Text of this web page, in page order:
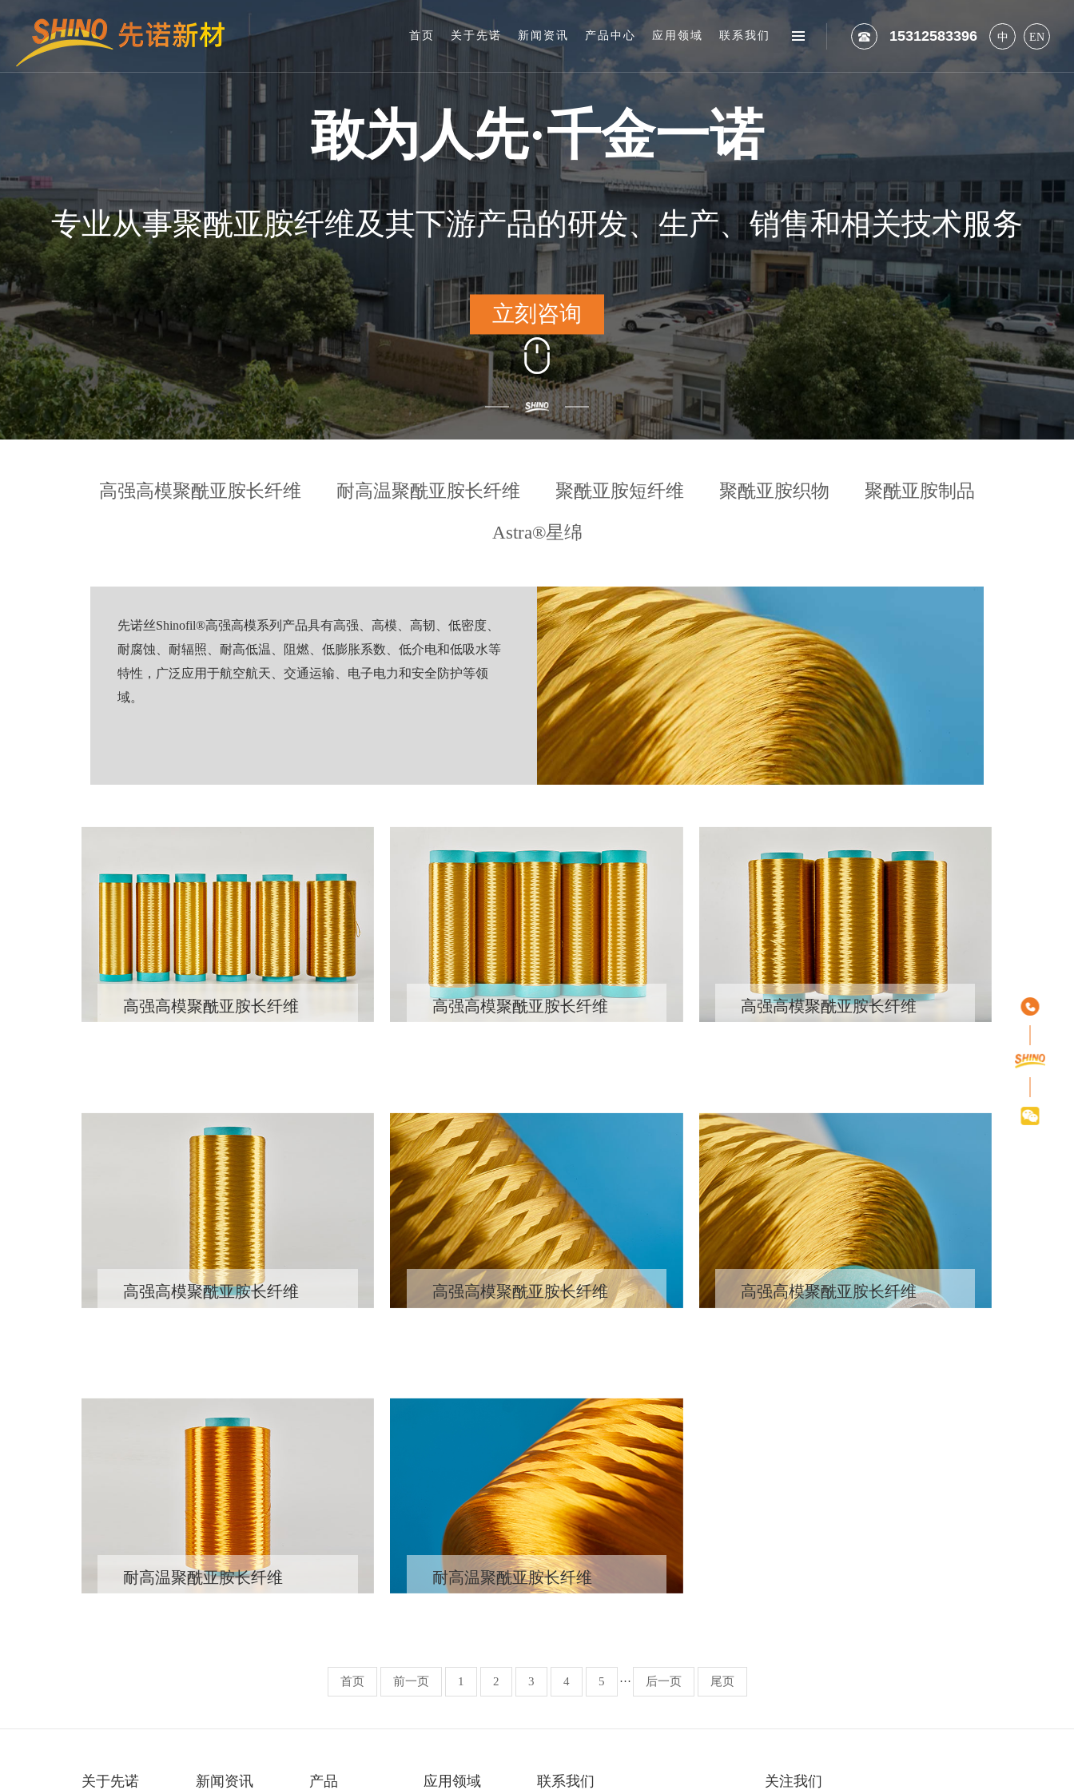
15312583396 中 EN
首页 关于先诺 新闻资讯 产品中心 应用领域 联系我们
敢为人先·千金一诺
专业从事聚酰亚胺纤维及其下游产品的研发、生产、销售和相关技术服务
立刻 咨询
高强高模聚酰亚胺长纤维 耐高温聚酰亚胺长纤维 聚酰亚胺短纤维 聚酰亚胺织物 聚酰亚胺制品
Astra®星绵
先诺丝Shinofil®高强高模系列产品具有高强、高模、高韧、低密度、
耐腐蚀、耐辐照、耐高低温、阻燃、低膨胀系数、低介电和低吸水等
特性，广泛应用于航空航天、交通运输、电子电力和安全防护等领
域。
高强高模聚酰亚胺长纤维 高强高模聚酰亚胺长纤维 高强高模聚酰亚胺长纤维
高强高模聚酰亚胺长纤维 高强高模聚酰亚胺长纤维 高强高模聚酰亚胺长纤维
耐高温聚酰亚胺长纤维 耐高温聚酰亚胺长纤维
首页 前一页 1 2 3 4 5 ··· 后一页 尾页
关于先诺 新闻资讯 产品 应用领域 联系我们 关注我们